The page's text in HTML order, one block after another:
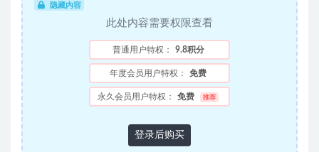
隐藏内容
此处内容需要权限查看
普通用户特权： 9.8积分
年度会员用户特权： 免费
永久会员用户特权： 免费 推荐
登录后购买